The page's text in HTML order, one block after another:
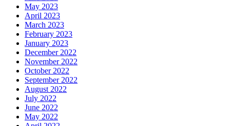
May 2023
April 2023
March 2023
February 2023
January 2023
December 2022
November 2022
October 2022
September 2022
August 2022
July 2022
June 2022
May 2022